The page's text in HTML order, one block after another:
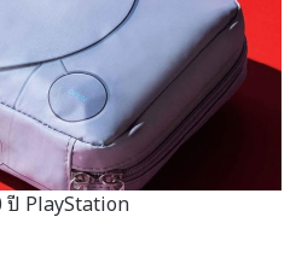
ปี PlayStation